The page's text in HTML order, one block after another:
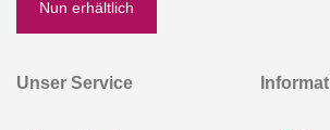
Nun erhältlich
Unser Service